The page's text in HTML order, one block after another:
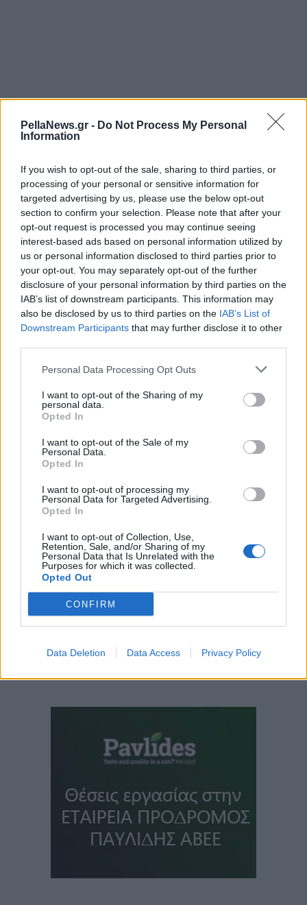
PellaNews.gr - Do Not Process My Personal
Information
If you wish to opt-out of the sale, sharing to third parties, or
processing of your personal or sensitive information for
targeted advertising by us, please use the below opt-out
section to confirm your selection. Please note that after your
opt-out request is processed you may continue seeing
interest-based ads based on personal information utilized by
us or personal information disclosed to third parties prior to
your opt-out. You may separately opt-out of the further
disclosure of your personal information by third parties on the
IAB’s list of downstream participants. This information may
also be disclosed by us to third parties on the IAB’s List of
Downstream Participants that may further disclose it to other
Personal Data Processing Opt Outs
I want to opt-out of the Sharing of my
personal data.
Opted In
I want to opt-out of the Sale of my
Personal Data.
Opted In
I want to opt-out of processing my
Personal Data for Targeted Advertising.
Opted In
I want to opt-out of Collection, Use,
Retention, Sale, and/or Sharing of my
Personal Data that Is Unrelated with the
Purposes for which it was collected.
Opted Out
CONFIRM
Data Deletion Data Access Privacy Policy